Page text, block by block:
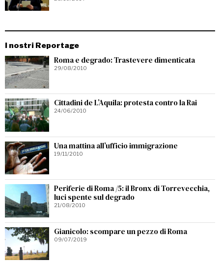
I nostri Reportage
Roma e degrado: Trastevere dimenticata
29/08/2010
Cittadini de L’Aquila: protesta contro la Rai
24/06/2010
Una mattina all’ufficio immigrazione
19/11/2010
Periferie di Roma /5: il Bronx di Torrevecchia,
luci spente sul degrado
21/08/2010
Gianicolo: scompare un pezzo di Roma
09/07/2019